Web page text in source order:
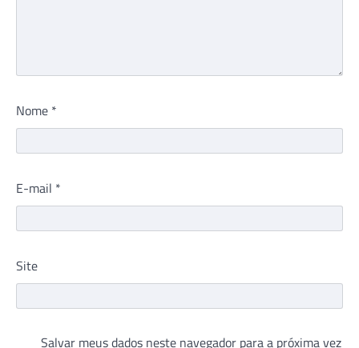
Nome *
E-mail *
Site
Salvar meus dados neste navegador para a próxima vez